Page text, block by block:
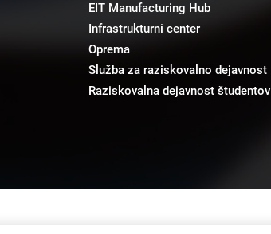
EIT Manufacturing Hub
Infrastrukturni center
Oprema
Služba za raziskovalno dejavnost
Raziskovalna dejavnost študentov